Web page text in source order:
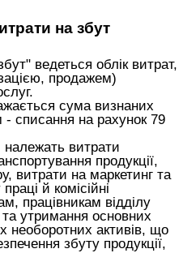
на збут
ведеться облік витрат,
продажем)
сума визнаних
- списання на рахунок 79
витрати
продукції,
витрати на маркетинг та
й комісійні
працівникам відділу
утримання основних
необоротних активів, що
збуту продукції,